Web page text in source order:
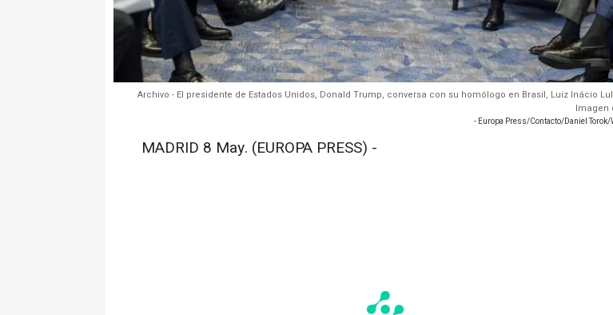
Archivo - El presidente de Estados Unidos, Donald Trump, conversa con su homólogo en Brasil, Luiz Inácio
Imagen
- Europa Press/Contacto/Daniel
MADRID 8 May. (EUROPA PRESS) -